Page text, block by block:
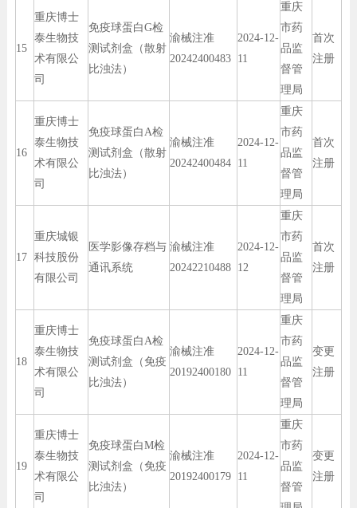
15
重庆博士
泰生物技
术有限公
司
免疫球蛋白G检
测试剂盒（散射
比浊法）
渝械注准
20242400483
2024-12-
11
重庆
市药
品监
督管
理局
首次
注册
16
重庆博士
泰生物技
术有限公
司
免疫球蛋白A检
测试剂盒（散射
比浊法）
渝械注准
20242400484
2024-12-
11
重庆
市药
品监
督管
理局
首次
注册
17
重庆城银
科技股份
有限公司
医学影像存档与
通讯系统
渝械注准
20242210488
2024-12-
12
重庆
市药
品监
督管
理局
首次
注册
18
重庆博士
泰生物技
术有限公
司
免疫球蛋白A检
测试剂盒（免疫
比浊法）
渝械注准
20192400180
2024-12-
11
重庆
市药
品监
督管
理局
变更
注册
19
重庆博士
泰生物技
术有限公
司
免疫球蛋白M检
测试剂盒（免疫
比浊法）
渝械注准
20192400179
2024-12-
11
重庆
市药
品监
督管
变更
注册